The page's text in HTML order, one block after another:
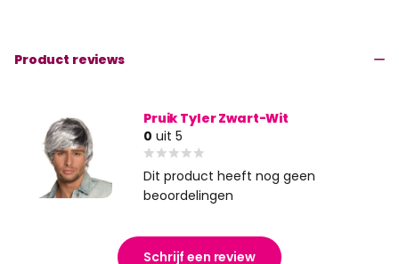
Product reviews
Pruik Tyler Zwart-Wit
0 uit 5
Dit product heeft nog geen
beoordelingen
Schrijf een review